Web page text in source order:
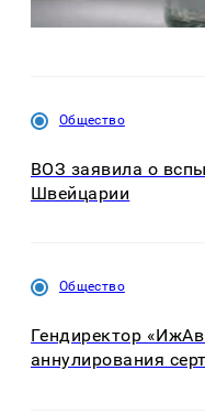
Общество
ВОЗ заявила о
Швейцарии
Общество
Гендиректор
аннулирования